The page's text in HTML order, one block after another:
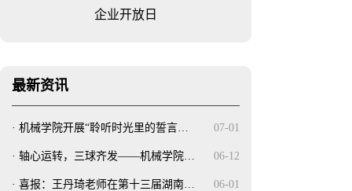
企业开放日
最新资讯
07-01
· 机械学院开展“聆听时光里的誓言…
06-12
· 轴心运转，三球齐发——机械学院…
06-01
· 喜报：王丹琦老师在第十三届湖南…